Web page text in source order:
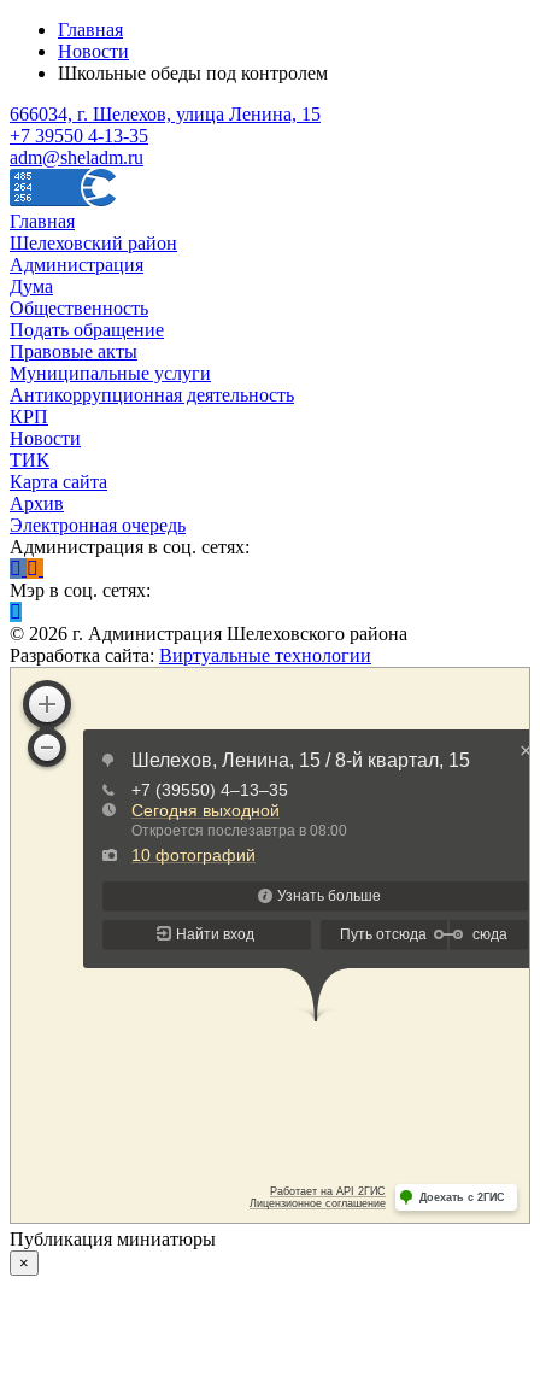
Главная
Новости
Школьные обеды под контролем
666034, г. Шелехов, улица Ленина, 15
+7 39550 4-13-35
adm@sheladm.ru
Главная
Шелеховский район
Администрация
Дума
Общественность
Подать обращение
Правовые акты
Муниципальные услуги
Антикоррупционная деятельность
КРП
Новости
ТИК
Карта сайта
Архив
Электронная очередь
Администрация в соц. сетях:
Мэр в соц. сетях:
© 2026 г. Администрация Шелеховского района
Разработка сайта: Виртуальные технологии
Публикация миниатюры
×